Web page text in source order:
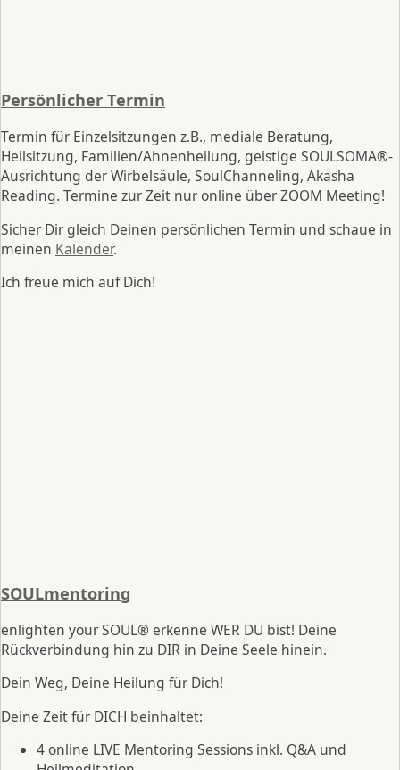
Persönlicher Termin
Termin für Einzelsitzungen z.B., mediale Beratung,
Heilsitzung, Familien/Ahnenheilung, geistige SOULSOMA®-
Ausrichtung der Wirbelsäule, SoulChanneling, Akasha
Reading. Termine zur Zeit nur online über ZOOM Meeting!
Sicher Dir gleich Deinen persönlichen Termin und schaue in
meinen Kalender.
Ich freue mich auf Dich!
SOULmentoring
enlighten your SOUL® erkenne WER DU bist! Deine
Rückverbindung hin zu DIR in Deine Seele hinein.
Dein Weg, Deine Heilung für Dich!
Deine Zeit für DICH beinhaltet:
4 online LIVE Mentoring Sessions inkl. Q&A und